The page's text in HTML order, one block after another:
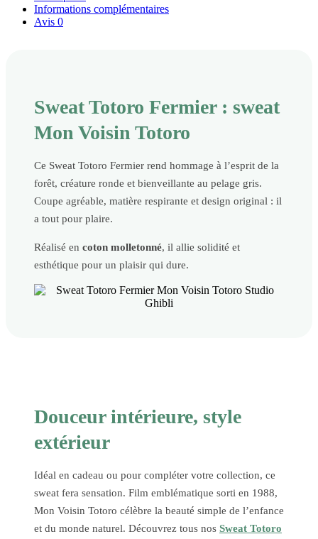
Informations complémentaires
Avis 0
Sweat Totoro Fermier : sweat
Mon Voisin Totoro
Ce Sweat Totoro Fermier rend hommage à l’esprit de la
forêt, créature ronde et bienveillante au pelage gris.
Coupe agréable, matière respirante et design original : il
a tout pour plaire.
Réalisé en coton molletonné, il allie solidité et
esthétique pour un plaisir qui dure.
Douceur intérieure, style
extérieur
Idéal en cadeau ou pour compléter votre collection, ce
sweat fera sensation. Film emblématique sorti en 1988,
Mon Voisin Totoro célèbre la beauté simple de l’enfance
et du monde naturel. Découvrez tous nos Sweat Totoro